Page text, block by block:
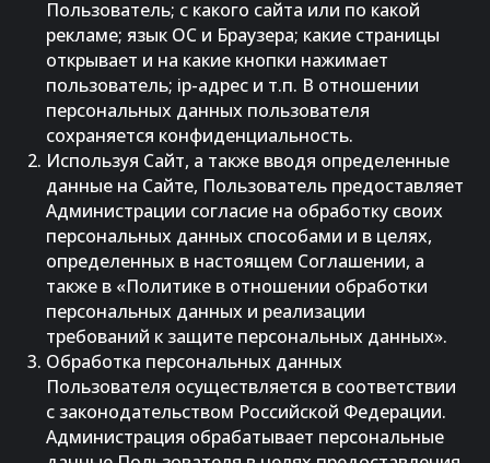
Пользователь; с какого сайта или по какой
рекламе; язык ОС и Браузера; какие страницы
открывает и на какие кнопки нажимает
пользователь; ip-адрес и т.п. В отношении
персональных данных пользователя
сохраняется конфиденциальность.
Используя Сайт, а также вводя определенные
данные на Сайте, Пользователь предоставляет
Администрации согласие на обработку своих
персональных данных способами и в целях,
определенных в настоящем Соглашении, а
также в «Политике в отношении обработки
персональных данных и реализации
требований к защите персональных данных».
Обработка персональных данных
Пользователя осуществляется в соответствии
с законодательством Российской Федерации.
Администрация обрабатывает персональные